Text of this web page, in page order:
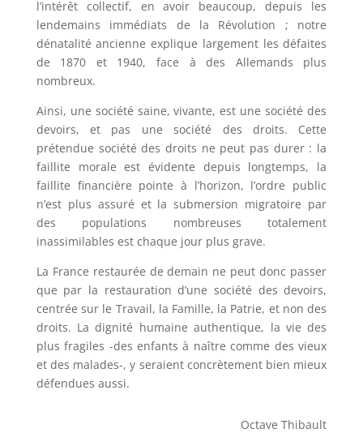
l’intérêt collectif, en avoir beaucoup, depuis les
lendemains immédiats de la Révolution ; notre
dénatalité ancienne explique largement les défaites
de 1870 et 1940, face à des Allemands plus
nombreux.
Ainsi, une société saine, vivante, est une société des
devoirs, et pas une société des droits. Cette
prétendue société des droits ne peut pas durer : la
faillite morale est évidente depuis longtemps, la
faillite financière pointe à l’horizon, l’ordre public
n’est plus assuré et la submersion migratoire par
des populations nombreuses totalement
inassimilables est chaque jour plus grave.
La France restaurée de demain ne peut donc passer
que par la restauration d’une société des devoirs,
centrée sur le Travail, la Famille, la Patrie, et non des
droits. La dignité humaine authentique, la vie des
plus fragiles -des enfants à naître comme des vieux
et des malades-, y seraient concrètement bien mieux
défendues aussi.
Octave Thibault